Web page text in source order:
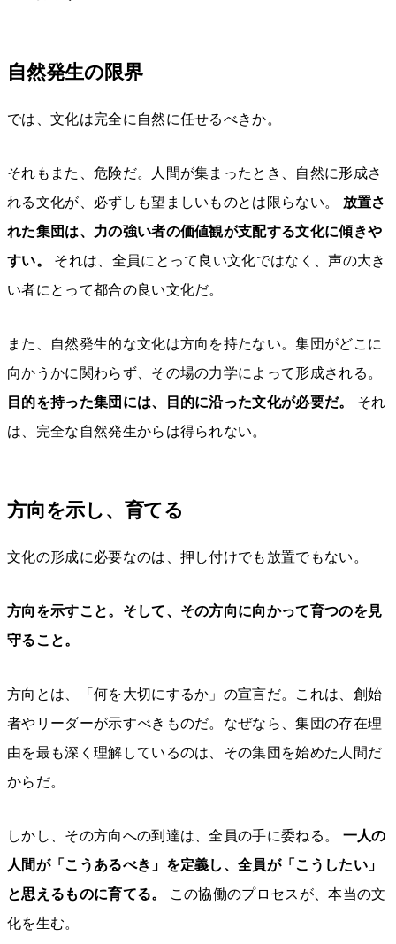
自然発生の限界
では、文化は完全に自然に任せるべきか。
それもまた、危険だ。人間が集まったとき、自然に形成さ
れる文化が、必ずしも望ましいものとは限らない。 放置さ
れた集団は、力の強い者の価値観が支配する文化に傾きや
すい。
それは、全員にとって良い文化ではなく、声の大き
い者にとって都合の良い文化だ。
また、自然発生的な文化は方向を持たない。集団がどこに
向かうかに関わらず、その場の力学によって形成される。
目的を持った集団には、目的に沿った文化が必要だ。
それ
は、完全な自然発生からは得られない。
方向を示し、育てる
文化の形成に必要なのは、押し付けでも放置でもない。
方向を示すこと。そして、その方向に向かって育つのを見
守ること。
方向とは、「何を大切にするか」の宣言だ。これは、創始
者やリーダーが示すべきものだ。なぜなら、集団の存在理
由を最も深く理解しているのは、その集団を始めた人間だ
からだ。
しかし、その方向への到達は、全員の手に委ねる。 一人の
人間が「こうあるべき」を定義し、全員が「こうしたい」
と思えるものに育てる。
この協働のプロセスが、本当の文
化を生む。